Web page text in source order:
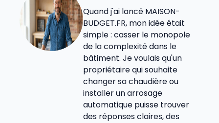
Quand j'ai lancé MAISON-
BUDGET.FR, mon idée était
simple : casser le monopole
de la complexité dans le
bâtiment. Je voulais qu'un
propriétaire qui souhaite
changer sa chaudière ou
installer un arrosage
automatique puisse trouver
des réponses claires, des